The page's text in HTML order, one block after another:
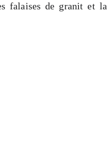
falaises de granit et la